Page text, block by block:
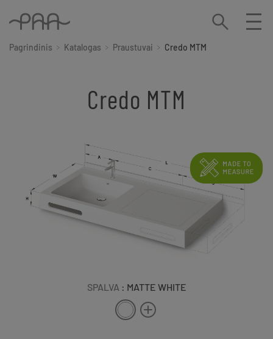
Pagrindinis Katalogas Praustuvai Credo MTM
Credo MTM
SPALVA : MATTE WHITE